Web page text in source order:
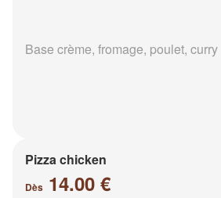
Base crème, fromage, poulet, curry
Pizza chicken
Dès 14.00 €